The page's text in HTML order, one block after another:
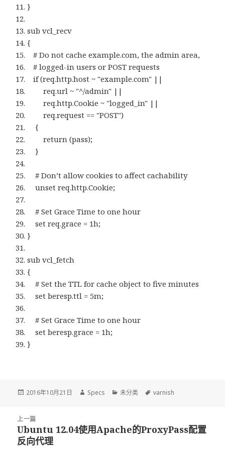
}
sub vcl_recv
{
# Do not cache example.com, the admin area,
# logged-in users or POST requests
if (req.http.host ~ "example.com" ||
req.url ~ "^/admin" ||
req.http.Cookie ~ "logged_in" ||
req.request == "POST")
{
return (pass);
}
# Don’t allow cookies to affect cachability
unset req.http.Cookie;
# Set Grace Time to one hour
set req.grace = 1h;
}
sub vcl_fetch
{
# Set the TTL for cache object to five minutes
set beresp.ttl = 5m;
# Set Grace Time to one hour
set beresp.grace = 1h;
}
发
2016年10月21日
作
Specs
分
未分类
标
varnish
上一篇
上
篇
Ubuntu 12.04使用Apache的ProxyPass配置
反向代理